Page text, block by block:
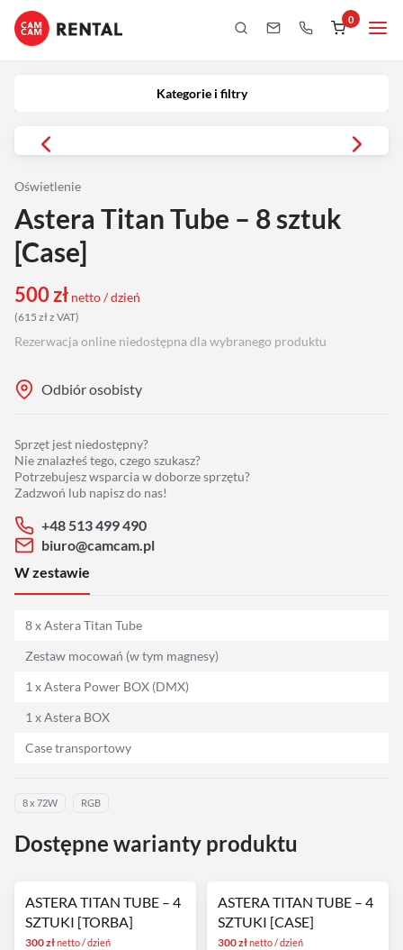
0
Kategorie i filtry
Oświetlenie
Astera Titan Tube – 8 sztuk
[Case]
500zł netto / dzień
(615 złz VAT)
Rezerwacja online niedostępna dla wybranego produktu
Odbiór osobisty
Sprzęt jest niedostępny?
Nie znalazłeś tego, czego szukasz?
Potrzebujesz wsparcia w doborze sprzętu?
Zadzwoń lub napisz do nas!
+48 513 499 490
biuro@camcam.pl
W zestawie
8 x Astera Titan Tube
Zestaw mocowań (w tym magnesy)
1 x Astera Power BOX (DMX)
1 x Astera BOX
Case transportowy
8 x 72W RGB
Dostępne warianty produktu
ASTERA TITAN TUBE – 4
SZTUKI [TORBA]
300złnetto / dzień
ASTERA TITAN TUBE – 4
SZTUKI [CASE]
300złnetto / dzień
Kategorie i filtry
Obiektywy
Oświetlenie
Podgląd
Drony
Audio
Grip
Hot Head
Follow Focus